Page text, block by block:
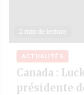
2 min de lecture
ACTUALITÉS
Canada :
présidente